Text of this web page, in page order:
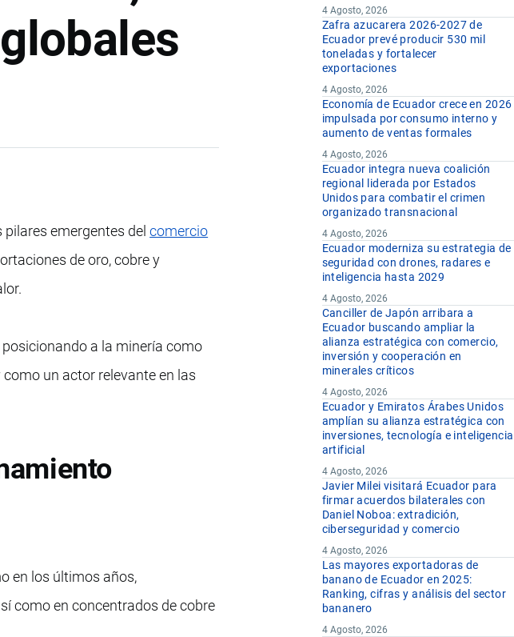
pilares emergentes delcomercio
de oro, cobre y
a la minería como
un actor relevante en las
en los últimos años,
como en concentrados de cobre
4 Agosto, 2026
Zafra azucarera 2026-2027 de
Ecuador prevé producir 530 mil
toneladas y fortalecer
exportaciones
4 Agosto, 2026
Economía de Ecuador crece en 2026
impulsada por consumo interno y
aumento de ventas formales
4 Agosto, 2026
Ecuador integra nueva coalición
regional liderada por Estados
Unidos para combatir el crimen
organizado transnacional
4 Agosto, 2026
Ecuador moderniza su estrategia de
seguridad con drones, radares e
inteligencia hasta 2029
4 Agosto, 2026
Canciller de Japón arribara a
Ecuador buscando ampliar la
alianza estratégica con comercio,
inversión y cooperación en
minerales críticos
4 Agosto, 2026
Ecuador y Emiratos Árabes Unidos
amplían su alianza estratégica con
inversiones, tecnología e inteligencia
artificial
4 Agosto, 2026
Javier Milei visitará Ecuador para
firmar acuerdos bilaterales con
Daniel Noboa: extradición,
ciberseguridad y comercio
4 Agosto, 2026
Las mayores exportadoras de
banano de Ecuador en 2025:
Ranking, cifras y análisis del sector
bananero
4 Agosto, 2026